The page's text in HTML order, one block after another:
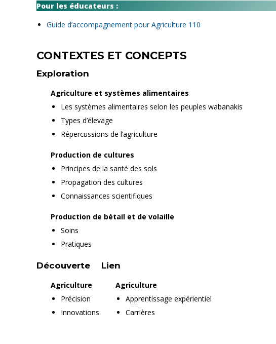
Pour les éducateurs :
Guide d’accompagnement pour Agriculture 110
CONTEXTES ET CONCEPTS
Exploration
Agriculture et systèmes alimentaires
Les systèmes alimentaires selon les peuples wabanakis
Types d’élevage
Répercussions de l’agriculture
Production de cultures
Principes de la santé des sols
Propagation des cultures
Connaissances scientifiques
Production de bétail et de volaille
Soins
Pratiques
Découverte
Agriculture
Précision
Innovations
Lien
Agriculture
Apprentissage expérientiel
Carrières